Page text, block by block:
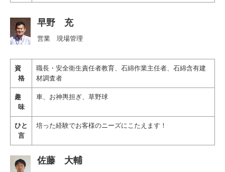
早野 充
営業 現場管理
資
格
職長・安全衛生責任者教育、 石綿作業主任者、石綿含有建
材調査者
趣
味
車、お神輿担ぎ、草野球
ひと
言
培った経験でお客様のニーズにこたえます！
佐藤 大輔